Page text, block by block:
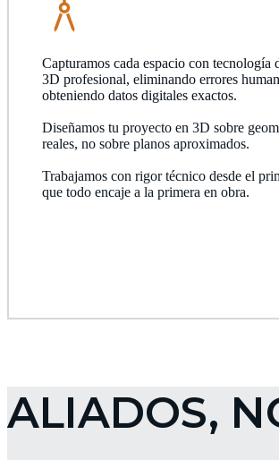
Capturamos cada espacio con tecnología
3D profesional, eliminando errores
obteniendo datos digitales exactos.
Diseñamos tu proyecto en 3D sobre
reales, no sobre planos aproximados.
Trabajamos con rigor técnico desde el
que todo encaje a la primera en obra.
ALIADOS,